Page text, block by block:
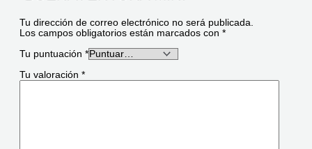
Tu dirección de correo electrónico no será publicada.
Los campos obligatorios están marcados con *
Tu puntuación *
Tu valoración *